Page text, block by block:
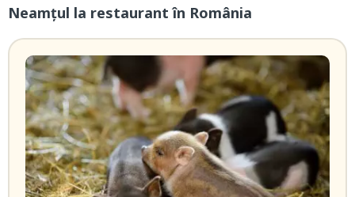
Neamțul la restaurant în România